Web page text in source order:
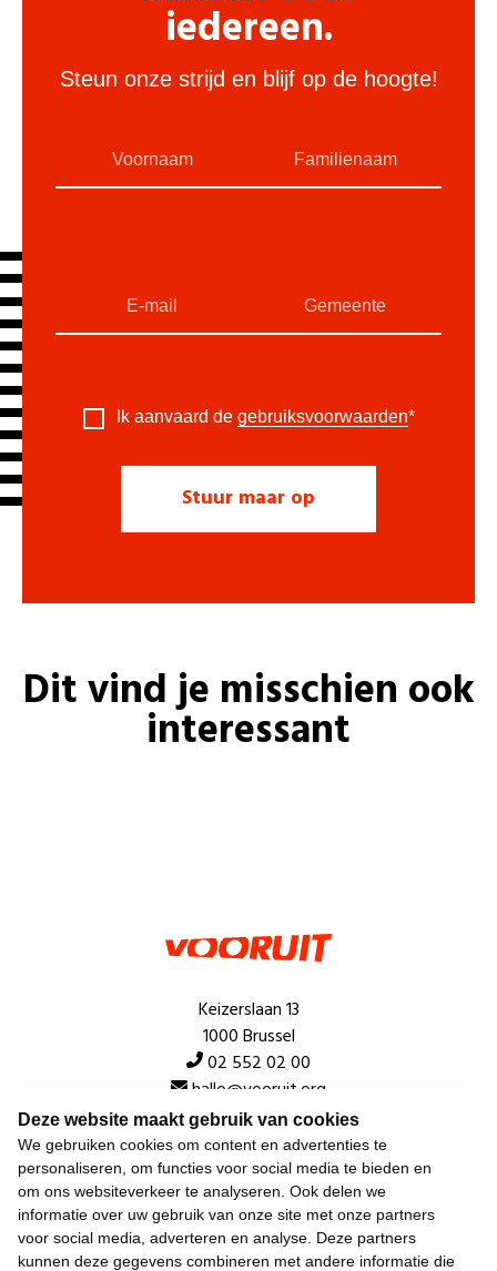
Deze website maakt gebruik van cookies
We gebruiken cookies om content en advertenties te
personaliseren, om functies voor social media te bieden en
om ons websiteverkeer te analyseren. Ook delen we
informatie over uw gebruik van onze site met onze partners
voor social media, adverteren en analyse. Deze partners
kunnen deze gegevens combineren met andere informatie die
iedereen.
Steun onze strijd en blijf op de hoogte!
Ik aanvaard de gebruiksvoorwaarden*
Dit vind je misschien ook
interessant
Keizerslaan 13
1000 Brussel
02 552 02 00
hallo@vooruit.org
Snel
Over de beweging
Algemeen